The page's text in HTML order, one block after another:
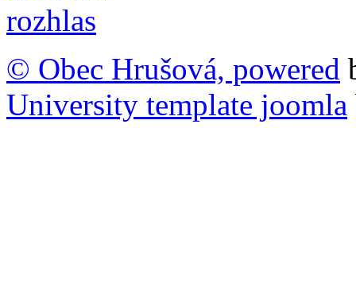
© Obec Hrušová, powered
University template joomla